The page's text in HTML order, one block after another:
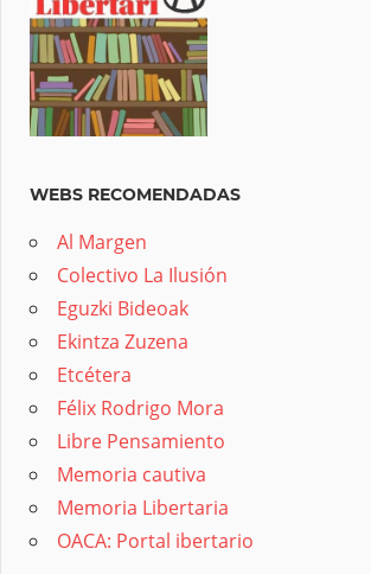
WEBS RECOMENDADAS
Al Margen
Colectivo La Ilusión
Eguzki Bideoak
Ekintza Zuzena
Etcétera
Félix Rodrigo Mora
Libre Pensamiento
Memoria cautiva
Memoria Libertaria
OACA: Portal ibertario